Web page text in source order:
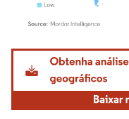
Imagem © Mordor